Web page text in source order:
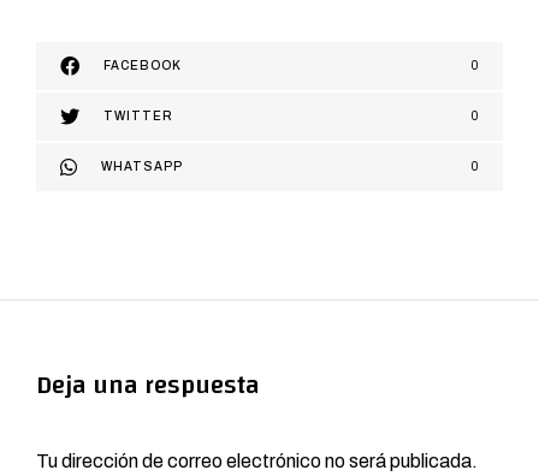
FACEBOOK 0
TWITTER 0
WHATSAPP 0
Deja una respuesta
Tu dirección de correo electrónico no será publicada.